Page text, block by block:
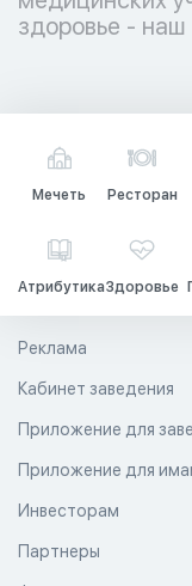
здоровье - наш
Мечеть Ресторан
АтрибутикаЗдоровье
Реклама
Кабинет заведения
Приложение для
Приложение для
Инвесторам
Партнеры